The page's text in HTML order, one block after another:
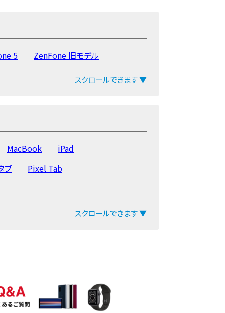
5 ZenFone 旧モデル
スクロールできます ▼
MacBook
iPad
ブ
Pixel Tab
スクロールできます ▼